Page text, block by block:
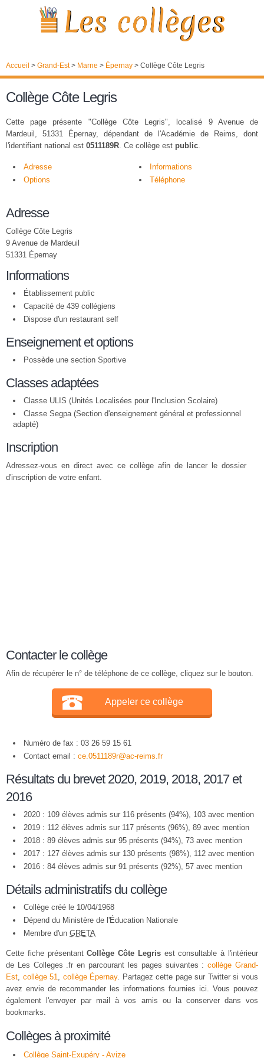
Accueil > Grand-Est> Marne > Épernay > Collège Côte Legris
Collège Côte Legris
Cette page présente "Collège Côte Legris", localisé 9 Avenue de
Mardeuil, 51331 Épernay, dépendant de l'Académie de Reims, dont
l'identifiant national est 0511189R. Ce collège est public.
Adresse
Informations
Options
Téléphone
Adresse
Collège Côte Legris
9 Avenue de Mardeuil
51331 Épernay
Informations
Établissement public
Capacité de 439 collégiens
Dispose d'un restaurant self
Enseignement et options
Possède une section Sportive
Classes adaptées
Classe ULIS (Unités Localisées pour l'Inclusion Scolaire)
Classe Segpa (Section d'enseignement général et professionnel
adapté)
Inscription
Adressez-vous en direct avec ce collège afin de lancer le dossier
d'inscription de votre enfant.
Contacter le collège
Afin de récupérer le n° de téléphone de ce collège, cliquez sur le bouton.
Appeler ce collège
Numéro de fax : 03 26 59 15 61
Contact email : ce.0511189r@ac-reims.fr
Résultats du brevet 2020, 2019, 2018, 2017 et
2016
2020 : 109 élèves admis sur 116 présents (94%), 103 avec mention
2019 : 112 élèves admis sur 117 présents (96%), 89 avec mention
2018 : 89 élèves admis sur 95 présents (94%), 73 avec mention
2017 : 127 élèves admis sur 130 présents (98%), 112 avec mention
2016 : 84 élèves admis sur 91 présents (92%), 57 avec mention
Détails administratifs du collège
Collège créé le 10/04/1968
Dépend du Ministère de l'Éducation Nationale
Membre d'un GRETA
Cette fiche présentantCollège Côte Legrisest consultable à l'intérieur
de Les Colleges .fr en parcourant les pages suivantes :collège Grand-
Est, collège 51, collège Épernay. Partagez cette page sur Twitter si vous
avez envie de recommander les informations fournies ici. Vous pouvez
également l'envoyer par mail à vos amis ou la conserver dans vos
bookmarks.
Collèges à proximité
Collège Saint-Exupéry - Avize